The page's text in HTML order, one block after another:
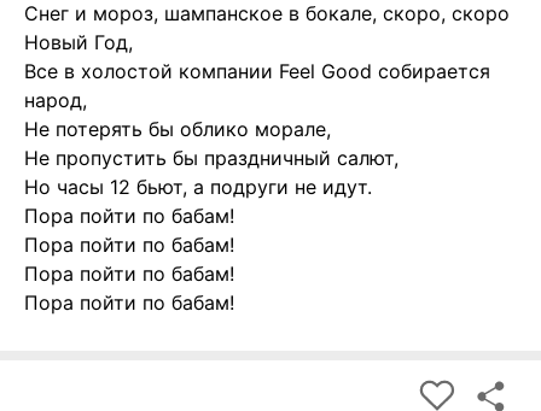
Снег и мороз, шампанское в бокале, скоро, скоро
Новый Год,
Все в холостой компании Feel Good собирается
народ,
Не потерять бы облико морале,
Не пропустить бы праздничный салют,
Но часы 12 бьют, а подруги не идут.
Пора пойти по бабам!
Пора пойти по бабам!
Пора пойти по бабам!
Пора пойти по бабам!